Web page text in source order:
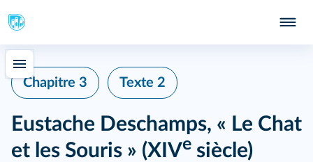
Chapitre 3 Texte 2
Eustache Deschamps, « Le Chat
et les Souris » (XIVe siècle)